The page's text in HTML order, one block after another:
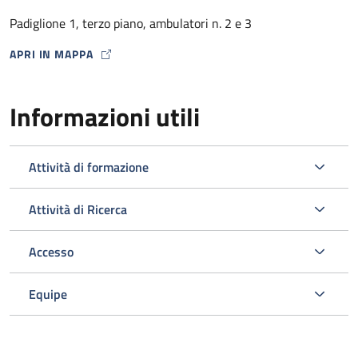
presso lo stesso Ambulatorio HIV) .
L’ambulatorio si occupa inoltre dello screening e della gestione
delle comorbosità correlate all’infezione da HIV programmando
gli esami ematici o strumentali e le visite specialistiche
opportuni nell’ambito del Policlinico.
Padiglione 1, terzo piano, ambulatori n. 2 e 3
APRI IN MAPPA
MAP ICON
Informazioni utili
Attività di formazione
Attività di Ricerca
Accesso
Equipe